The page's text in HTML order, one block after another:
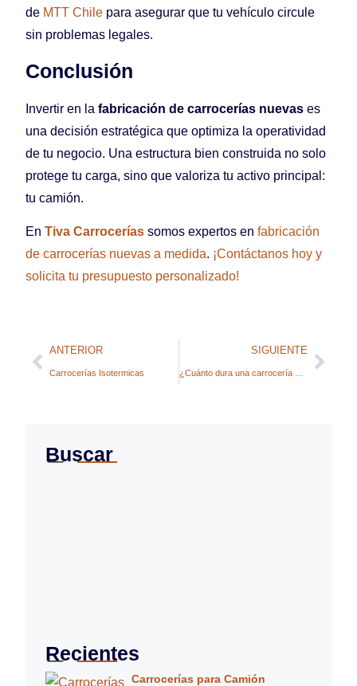
de MTT Chile para asegurar que tu vehículo circule
sin problemas legales.
Conclusión
Invertir en la fabricación de carrocerías nuevas es
una decisión estratégica que optimiza la operatividad
de tu negocio. Una estructura bien construida no solo
protege tu carga, sino que valoriza tu activo principal:
tu camión.
En Tiva Carrocerías somos expertos en fabricación
de carrocerías nuevas a medida. ¡Contáctanos hoy y
solicita tu presupuesto personalizado!
ANTERIOR
Carrocerías Isotermicas
SIGUIENTE
Buscar
Recientes
Carrocerías para Camión